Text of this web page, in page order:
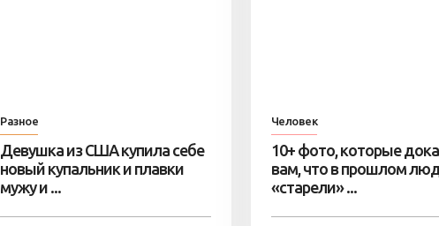
Разное
Девушка из США купила себе
новый купальник и плавки
мужу и ...
Человек
10+ фото, которые
вам, что в прошлом
«старели» ...